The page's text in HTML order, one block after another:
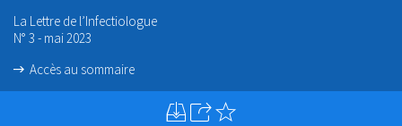
La Lettre de l’Infectiologue
N° 3 - mai 2023
Accès au sommaire